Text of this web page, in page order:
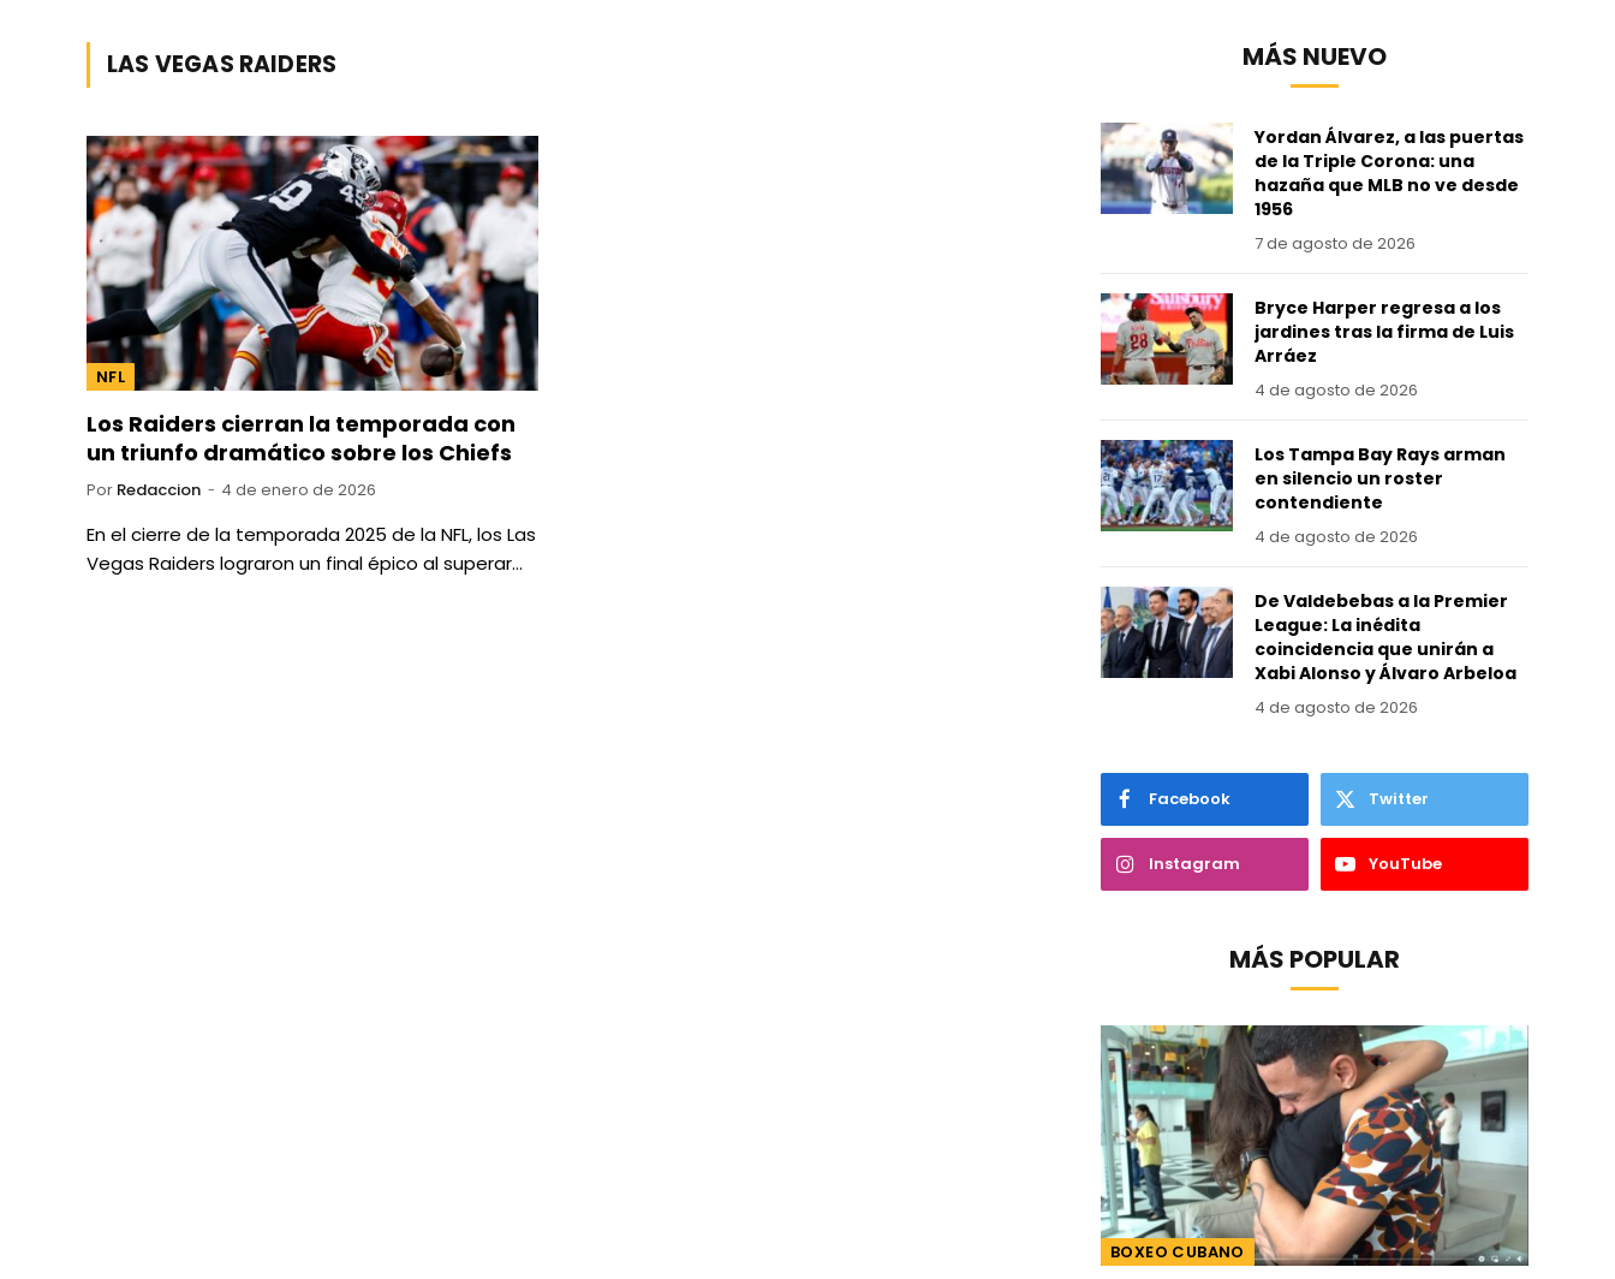
LAS VEGAS RAIDERS
NFL
Los Raiders cierran la temporada con
un triunfo dramático sobre los Chiefs
Por Redaccion 4 de enero de 2026
En el cierre de la temporada 2025 de la NFL, los Las
Vegas Raiders lograron un final épico al superar…
MÁS NUEVO
Yordan Álvarez, a las puertas
de la Triple Corona: una
hazaña que MLB no ve desde
1956
7 de agosto de 2026
Bryce Harper regresa a los
jardines tras la firma de Luis
Arráez
4 de agosto de 2026
Los Tampa Bay Rays arman
en silencio un roster
contendiente
4 de agosto de 2026
De Valdebebas a la Premier
League: La inédita
coincidencia que unirán a
Xabi Alonso y Álvaro Arbeloa
4 de agosto de 2026
Facebook Twitter
Instagram YouTube
MÁS POPULAR
BOXEO CUBANO